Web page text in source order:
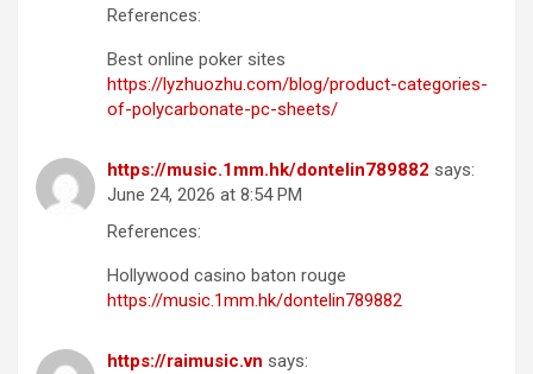
References:
Best online poker sites
https://lyzhuozhu.com/blog/product-categories-
of-polycarbonate-pc-sheets/
https://music.1mm.hk/dontelin789882 says:
June 24, 2026 at 8:54 PM
References:
Hollywood casino baton rouge
https://music.1mm.hk/dontelin789882
https://raimusic.vn says: